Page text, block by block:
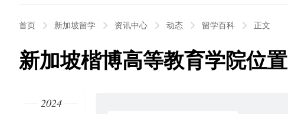
首页 新加坡留学 资讯中心 动态 留学百科 正文
新加坡楷博高等教育学院位置
2024